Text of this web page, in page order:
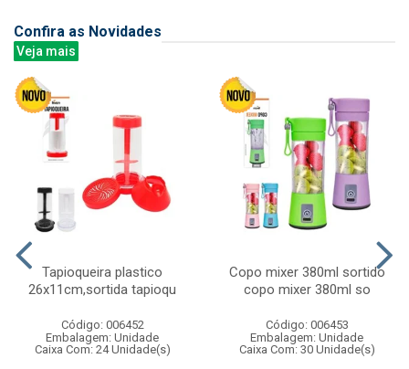
Confira as Novidades
Veja mais
Tapioqueira plastico
26x11cm,sortida tapioqu
Código: 006452
Embalagem: Unidade
Caixa Com: 24 Unidade(s)
Copo mixer 380ml sortido
copo mixer 380ml so
Código: 006453
Embalagem: Unidade
Caixa Com: 30 Unidade(s)